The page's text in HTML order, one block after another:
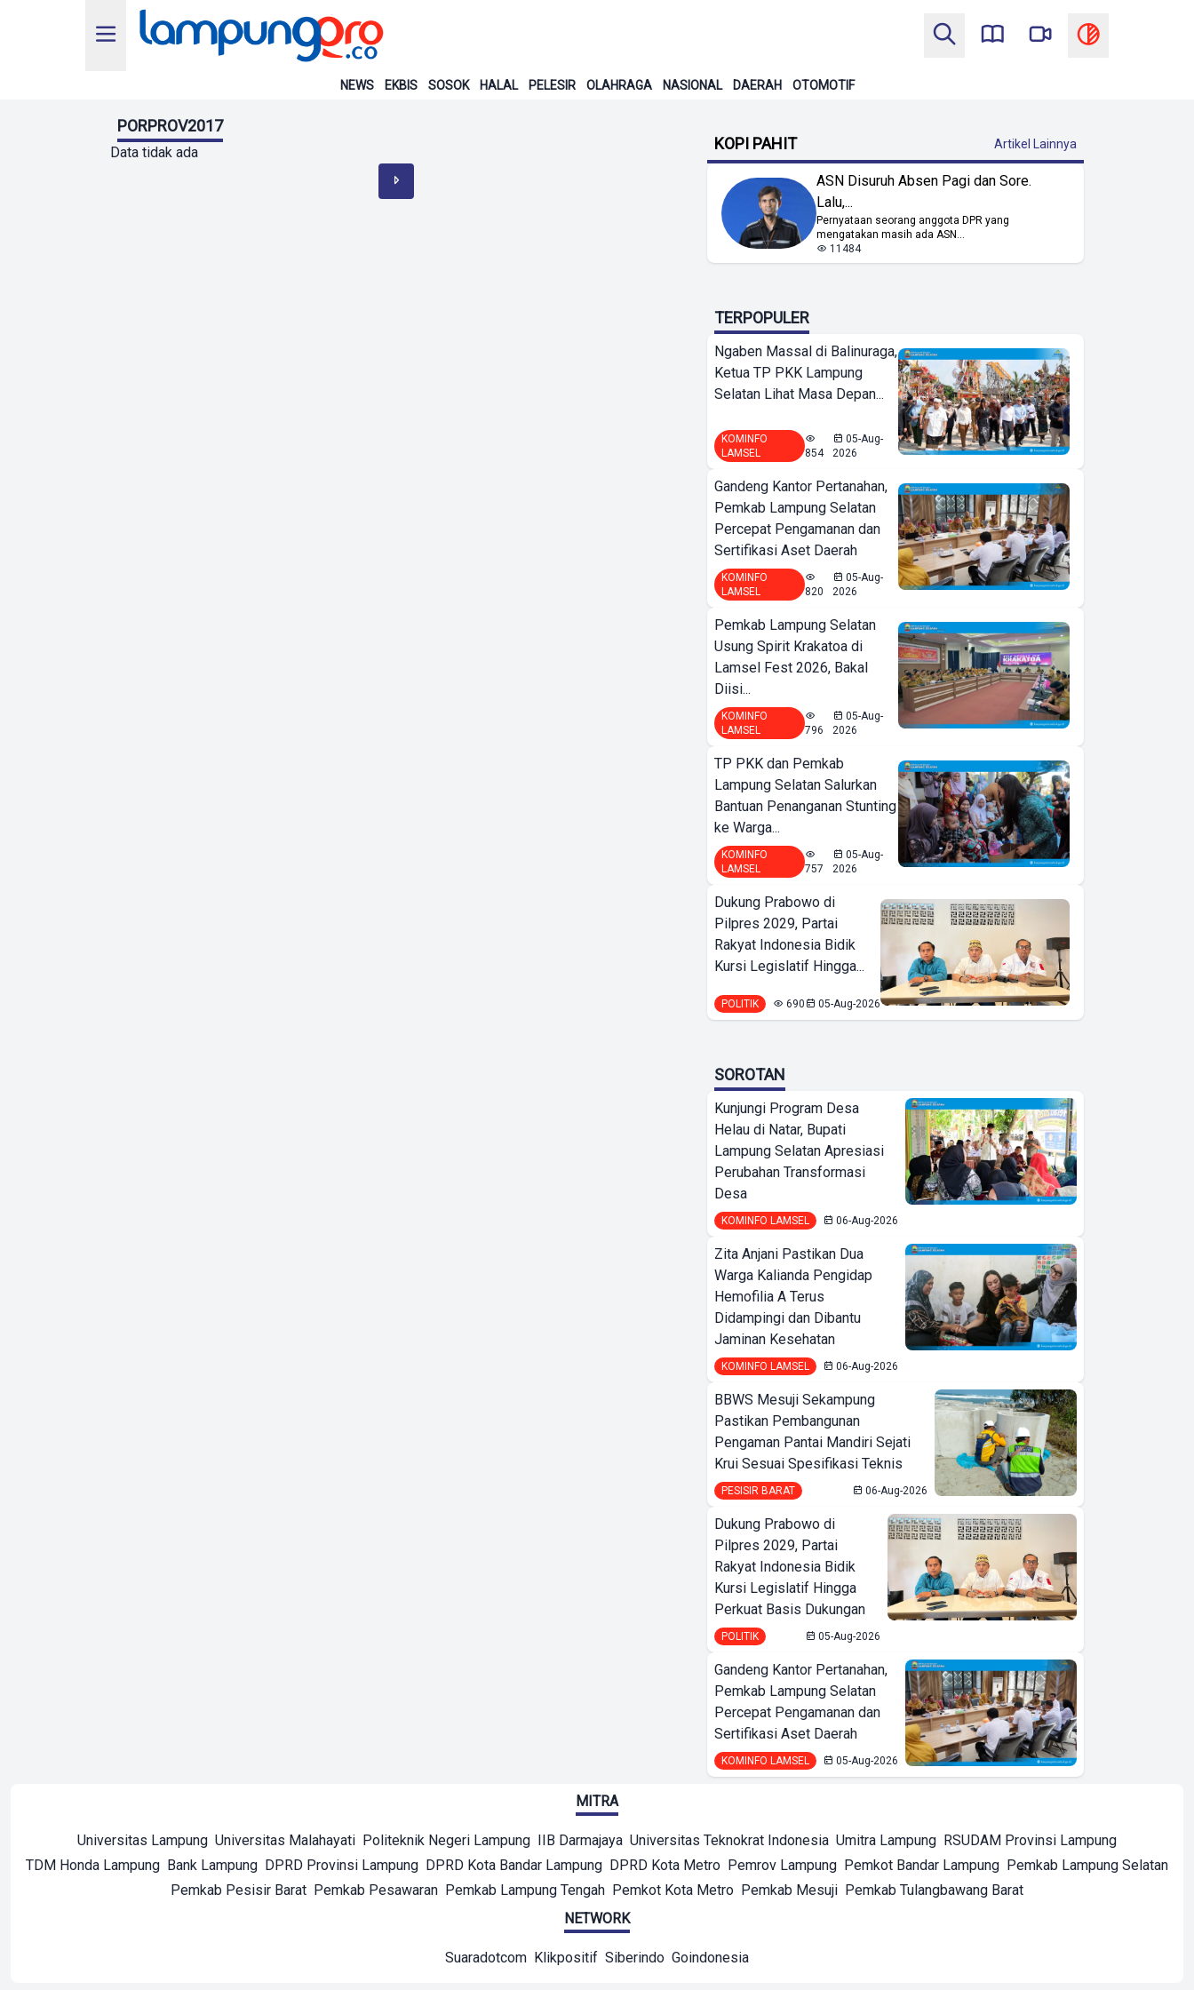
NEWS EKBIS SOSOK HALAL PELESIR OLAHRAGA NASIONAL DAERAH OTOMOTIF
PORPROV2017
Data tidak ada KOPI PAHIT Artikel Lainnya
ASN Disuruh Absen Pagi dan Sore.
Lalu,...
Pernyataan seorang anggota DPR yang
mengatakan masih ada ASN...
11484
TERPOPULER
Ngaben Massal di Balinuraga,
Ketua TP PKK Lampung
Selatan Lihat Masa Depan...
KOMINFO
LAMSEL
854
05-Aug-
2026
Gandeng Kantor Pertanahan,
Pemkab Lampung Selatan
Percepat Pengamanan dan
Sertifikasi Aset Daerah
KOMINFO
LAMSEL
820
05-Aug-
2026
Pemkab Lampung Selatan
Usung Spirit Krakatoa di
Lamsel Fest 2026, Bakal
Diisi...
KOMINFO
LAMSEL
796
05-Aug-
2026
TP PKK dan Pemkab
Lampung Selatan Salurkan
Bantuan Penanganan Stunting
ke Warga...
KOMINFO
LAMSEL
757
05-Aug-
2026
Dukung Prabowo di
Pilpres 2029, Partai
Rakyat Indonesia Bidik
Kursi Legislatif Hingga...
POLITIK 690 05-Aug-2026
SOROTAN
Kunjungi Program Desa
Helau di Natar, Bupati
Lampung Selatan Apresiasi
Perubahan Transformasi
Desa
KOMINFO LAMSEL 06-Aug-2026
Zita Anjani Pastikan Dua
Warga Kalianda Pengidap
Hemofilia A Terus
Didampingi dan Dibantu
Jaminan Kesehatan
KOMINFO LAMSEL 06-Aug-2026
BBWS Mesuji Sekampung
Pastikan Pembangunan
Pengaman Pantai Mandiri Sejati
Krui Sesuai Spesifikasi Teknis
PESISIR BARAT 06-Aug-2026
Dukung Prabowo di
Pilpres 2029, Partai
Rakyat Indonesia Bidik
Kursi Legislatif Hingga
Perkuat Basis Dukungan
POLITIK 05-Aug-2026
Gandeng Kantor Pertanahan,
Pemkab Lampung Selatan
Percepat Pengamanan dan
Sertifikasi Aset Daerah
KOMINFO LAMSEL 05-Aug-2026
MITRA
Universitas Lampung Universitas Malahayati Politeknik Negeri Lampung IIB Darmajaya Universitas Teknokrat Indonesia Umitra Lampung RSUDAM Provinsi Lampung
TDM Honda Lampung Bank Lampung DPRD Provinsi Lampung DPRD Kota Bandar Lampung DPRD Kota Metro Pemrov Lampung Pemkot Bandar Lampung Pemkab Lampung Selatan
Pemkab Pesisir Barat Pemkab Pesawaran Pemkab Lampung Tengah Pemkot Kota Metro Pemkab Mesuji Pemkab Tulangbawang Barat
NETWORK
Suaradotcom Klikpositif Siberindo Goindonesia